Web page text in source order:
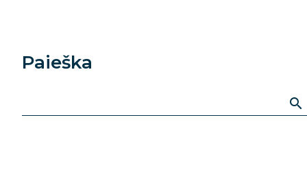
Paieška